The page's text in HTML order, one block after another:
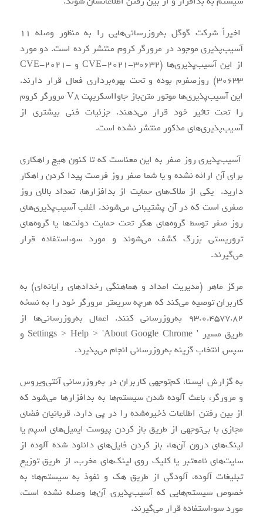
سیستم‌ها به
بدافزارها
می‌شود که از
بین رفتن
اطلاعات
در پی دارد.
مجازی با
بی‌توجهی از
طریق باز کردن
اخیراً شرکت گوگل به‌روزرسانی‌هایی را به منظور وصله ۱۱
آسیب‌پذیری موجود در مرورگر کروم منتشر کرده است. دو مورد
از این آسیب‌پذیری‌ها (CVE-2021-30632 و CVE-2021-
30633) روزصفرم بوده و تحت بهره‌برداری فعال قرار دارند.
این آسیب‌پذیری‌ها موتور متن‌باز جاوااسکریپت V8 مرورگر کروم
را تحت تاثیر خود قرار می‌دهند. جزئیات فنی بیشتری از
آسیب‌پذیری‌های مذکور منتشر نشده است.
آسیب‌پذیری روز صفر به این معناست که تا کنون هیچ راهکاری
برای آن ارائه نشده و یا شما صفر روز فرصت پیدا کردن راهکار
دارید. یکی از ملاک‌های حمایت از بدافزارها، تعداد بالای روز
صفری است که در آن پشتیبانی می‌شوند. اغلب آسیب‌پذیری‌های
روز صفر توسط گروه‌های هکر تحت حمایت دولت‌ها یا گروه‌های
تروریستی بزرگ کشف می‌شوند و مورد سوءاستفاده قرار
می‌گیرند.
مرکز ماهر (مدیریت امداد و هماهنگی رخدادهای رایانه‌ای) به
کاربران توصیه می‌کند که هرچه سریعتر مرورگر خود را به نسخه
93.0.4577.82 به‌روزرسانی کنند. اعمال به‌روزرسانی‌ها از
طریق مسیر ' Settings > Help > 'About Google Chrome و
سپس انتخاب گزینه به‌روزرسانی انجام می‌پذیرد.
به گزارش ایسنا، کم‌توجهی کاربران در به‌روزرسانی آنتی‌ویروس
و مرورگر، باعث آلوده شدن سیستم‌ها به بدافزارها می‌شود که
از بین رفتن اطلاعات ذخیره‌شده را در پی دارد. قربانیان فضای
مجازی با بی‌توجهی از طریق باز کردن پیوست ایمیل‌های اسپم یا
لینک‌های درون آن‌ها، باز کردن فایل‌های دانلود شده آلوده از
سایت‌های نامعتبر یا کلیک روی لینک‌های مخرب، از طریق توزیع
تبلیغات آلوده، آلودگی از طریق هک و نفوذ به سیستم‌ها؛ به
خصوص سیستم‌هایی که آسیب‌پذیری آن‌ها وصله نشده است،
مورد سوء‌استفاده قرار می‌گیرند.